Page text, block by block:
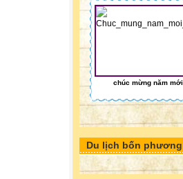
chúc mừng năm mới
Du lịch bốn phương